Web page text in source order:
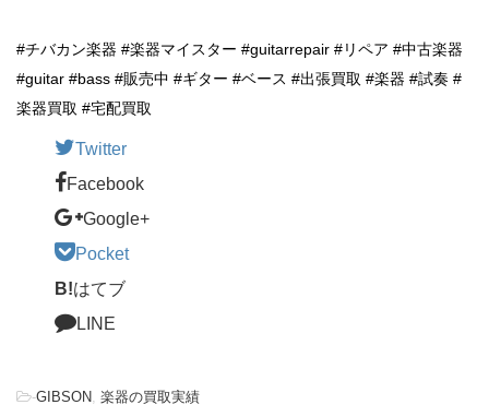
#チバカン楽器 #楽器マイスター #guitarrepair #リペア #中古楽器
#guitar #bass #販売中 #ギター #ベース #出張買取 #楽器 #試奏 #
楽器買取 #宅配買取
Twitter
Facebook
Google+
Pocket
B!はてブ
LINE
-GIBSON 楽器の買取実績